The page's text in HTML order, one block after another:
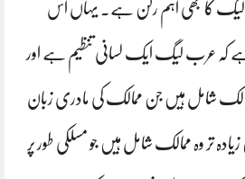
کا بھی اہم رکن ہے۔ یہاں اس
عرب لیگ ایک لسانی تنظیم ہے اور
شامل ہیں جن ممالک کی مادری زبان
تر وہ ممالک شامل ہیں جو مسلکی طور پر